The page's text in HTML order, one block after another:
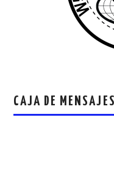
CAJA DE